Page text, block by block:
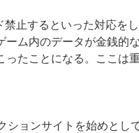
止するといった対応を
ーム内のデータが金銭的
たことになる。ここは重
ションサイトを始めとし